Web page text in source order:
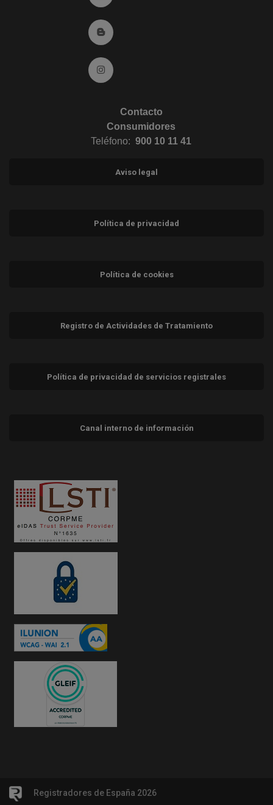
Ir al Blog (abre en ventana nueva)
Ir a Instagram (abre en ventana nueva)
Contacto
Consumidores
Teléfono: 900 10 11 41
Aviso legal
Política de privacidad
Política de cookies
Registro de Actividades de Tratamiento
Política de privacidad de servicios registrales
Canal interno de información
Registradores de España 2026